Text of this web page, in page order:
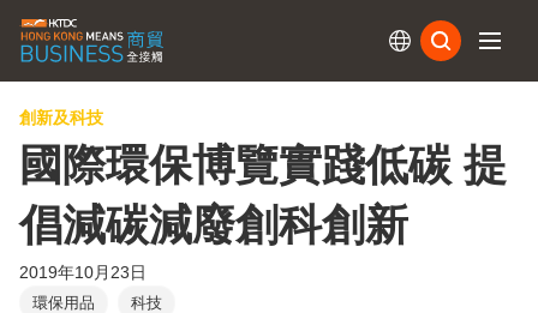
創新及科技
國際環保博覽實踐低碳 提
倡減碳減廢創科創新
2019年10月23日
環保用品 科技